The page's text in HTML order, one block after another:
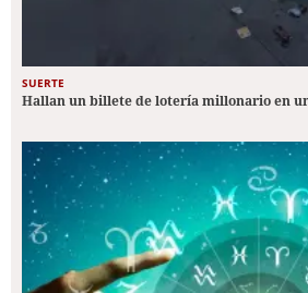
SUERTE
Hallan un billete de lotería millonario en